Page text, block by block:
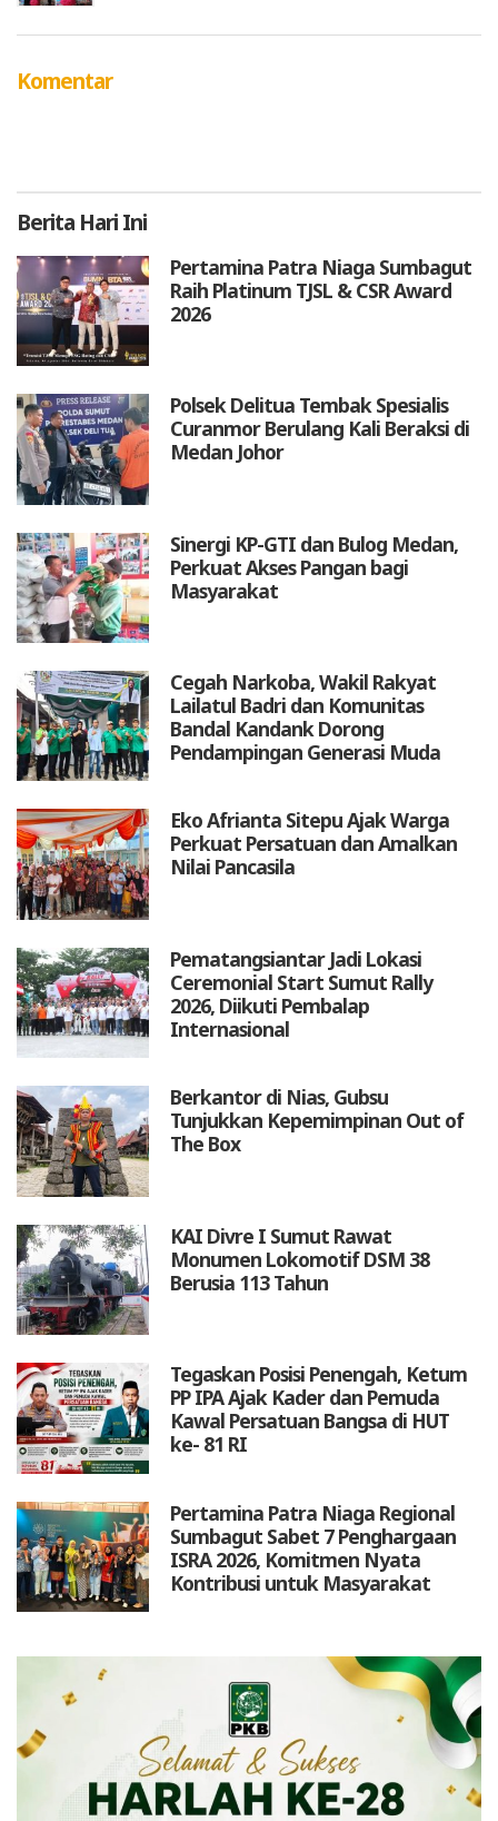
Komentar
Berita Hari Ini
Pertamina Patra Niaga Sumbagut
Raih Platinum TJSL & CSR Award
2026
Polsek Delitua Tembak Spesialis
Curanmor Berulang Kali Beraksi di
Medan Johor
Sinergi KP-GTI dan Bulog Medan,
Perkuat Akses Pangan bagi
Masyarakat
Cegah Narkoba, Wakil Rakyat
Lailatul Badri dan Komunitas
Bandal Kandank Dorong
Pendampingan Generasi Muda
Eko Afrianta Sitepu Ajak Warga
Perkuat Persatuan dan Amalkan
Nilai Pancasila
Pematangsiantar Jadi Lokasi
Ceremonial Start Sumut Rally
2026, Diikuti Pembalap
Internasional
Berkantor di Nias, Gubsu
Tunjukkan Kepemimpinan Out of
The Box
KAI Divre I Sumut Rawat
Monumen Lokomotif DSM 38
Berusia 113 Tahun
Tegaskan Posisi Penengah, Ketum
PP IPA Ajak Kader dan Pemuda
Kawal Persatuan Bangsa di HUT
ke- 81 RI
Pertamina Patra Niaga Regional
Sumbagut Sabet 7 Penghargaan
ISRA 2026, Komitmen Nyata
Kontribusi untuk Masyarakat